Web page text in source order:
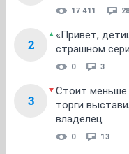
17 411 28
2
«Привет,
страшном
0 3
3
Стоит меньше
торги
владелец
0 13